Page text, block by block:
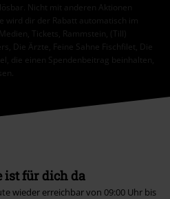
Nicht mit anderen Aktionen
wird dir der Rabatt automatisch im
Tickets, Rammstein, (Till)
Die Ärzte, Feine Sahne Fischfilet, Die
die einen Spendenbeitrag beinhalten,
ist für dich da
wieder erreichbar von 09:00 Uhr bis